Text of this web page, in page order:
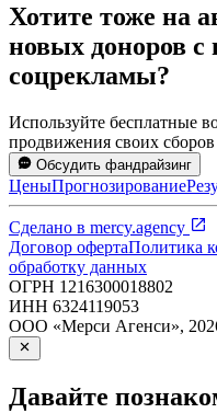
Хотите тоже на
новых доноров
соцрекламы?
Используйте бесплатные
продвижения своих сборов
Обсудить фандрайзинг
ЦеныПрогнозирование
Сделано в mercy.agency
Договор офертаПолитика
обработку данных
ОГРН 1216300018802
ИНН 6324119053
ООО «Мерси Агенси»,
Давайте